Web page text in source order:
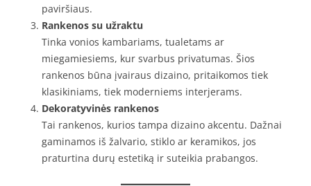
paviršiaus.
Rankenos su užraktu
Tinka vonios kambariams, tualetams ar
miegamiesiems, kur svarbus privatumas. Šios
rankenos būna įvairaus dizaino, pritaikomos tiek
klasikiniams, tiek moderniems interjerams.
Dekoratyvinės rankenos
Tai rankenos, kurios tampa dizaino akcentu. Dažnai
gaminamos iš žalvario, stiklo ar keramikos, jos
praturtina durų estetiką ir suteikia prabangos.